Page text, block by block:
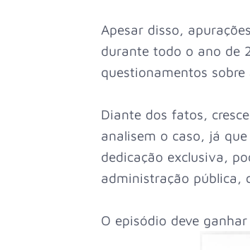
Apesar disso,
durante todo o ano de
questionamentos
Diante dos fatos,
analisem o caso, já
dedicação exclusiva,
administração pública,
O episódio deve